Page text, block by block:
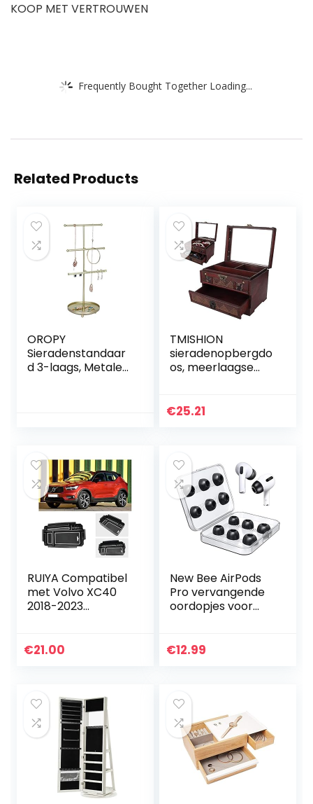
KOOP MET VERTROUWEN
Frequently Bought Together Loading...
Related Products
OROPY
Sieradenstandaar
d 3-laags, Metalen
TMISHION
sieradenopbergdo
os, meerlaagse
oorbellen, doosjes,
€25.21
RUIYA Compatibel
met Volvo XC40
2018-2023
organisator
€21.00
New Bee AirPods
Pro vervangende
oordopjes voor
oordopjes met 6
€12.99